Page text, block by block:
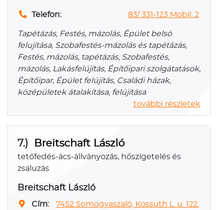
Telefon: 83/ 331-123 Mobil: 2
Tapétázás, Festés, mázolás, Épület belsö
felujítása, Szobafestés-mázolás és tapétázás,
Festés, mázolás, tapétázás, Szobafestés,
mázolás, Lakásfelújítás, Építőipari szolgátatások,
Építőipar, Épület felújítás, Családi házak,
középületek átalakítása, felújítása
további részletek
7.) Breitschaft László
tetőfedés-ács-állványozás, hőszígetelés és
zsaluzás
Breitschaft László
Cím: 7452 Somogyaszaló, Kossuth L. u. 122.